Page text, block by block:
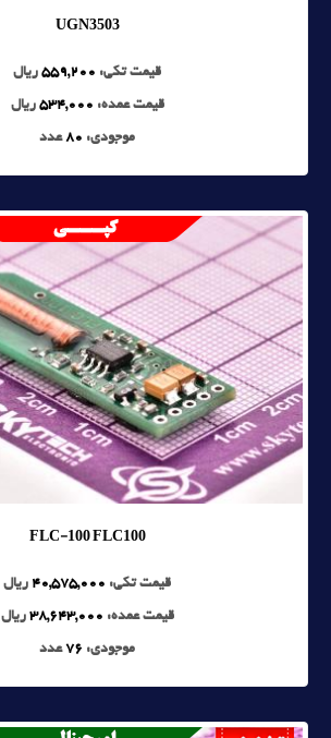
UGN3503
قیمت تکی: 559,200 ریال
قیمت عمده: 534,000 ریال
موجودی: 80عدد
FLC-100 FLC100
قیمت تکی: 40,575,000 ریال
قیمت عمده: 38,643,000 ریال
موجودی: 76عدد